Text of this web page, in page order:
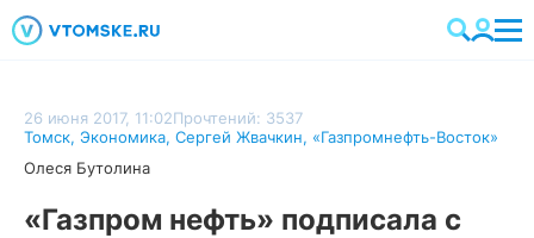
26 июня 2017, 11:02Прочтений: 3537
Томск, Экономика, Сергей Жвачкин, «Газпромнефть-Восток»
Олеся Бутолина
«Газпром нефть» подписала с